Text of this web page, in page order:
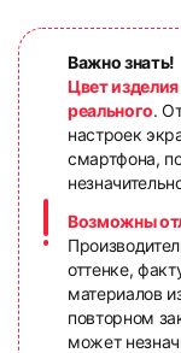
Важно знать!
Цвет
реального.
настроек
смартфона,
Возможны
оттенке,
материалов
повторном
может